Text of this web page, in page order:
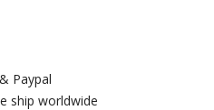
Paypal
ship worldwide